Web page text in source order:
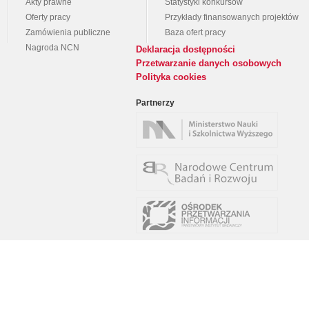
Akty prawne
Oferty pracy
Zamówienia publiczne
Nagroda NCN
Statystyki konkursów
Przykłady finansowanych projektów
Baza ofert pracy
Deklaracja dostępności
Przetwarzanie danych osobowych
Polityka cookies
Partnerzy